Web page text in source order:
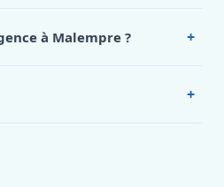
53 24 26.à Malempre ? +
+